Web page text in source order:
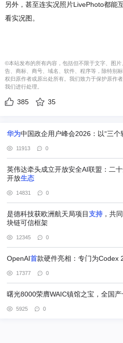
另外，甚至连实况照片LivePhoto都能
看实况图。
©本站发布的所有内容，包括但不限于文字、图
告、商标、商号、域名、软件、程序等，除特别
权归原作者或原出处所有。我们致力于保护原作
我们进行处理。
385 35
华为中国政企用户峰会2026：以“三
11913 0
英伟达牵头成立开放安全AI联盟：二
开放生态
14831 0
是德科技获欧洲航天局项目支持 ，共
块链可信框架
12345 0
OpenAI首款硬件亮相：专门为Codex
17377 0
曙光8000荣膺WAIC镇馆之宝，全国
5925 0